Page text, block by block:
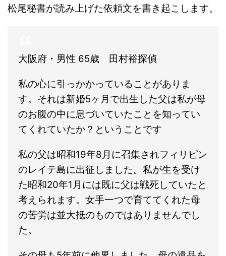
松尾秘書が読み上げた依頼文を書き起こします。
大阪府・男性 65歳 田村裕探偵
私の心に引っかかっていることがありま
す。それは新婚5ヶ月で出生した父は私が母
のお腹の中に息づいていたことを知ってい
てくれていたか？ ということです
私の父は昭和19年8月に召集されフィリピン
のレイテ島に出征しました。私が生を受け
た昭和20年1月には既に父は戦死していたと
考えられます。女手一つで育ててくれた母
の苦労は並大抵のものではありませんでし
た。